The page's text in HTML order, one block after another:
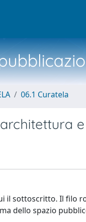
06.1 Curatela
sottoscritto. Il filo
dello spazio